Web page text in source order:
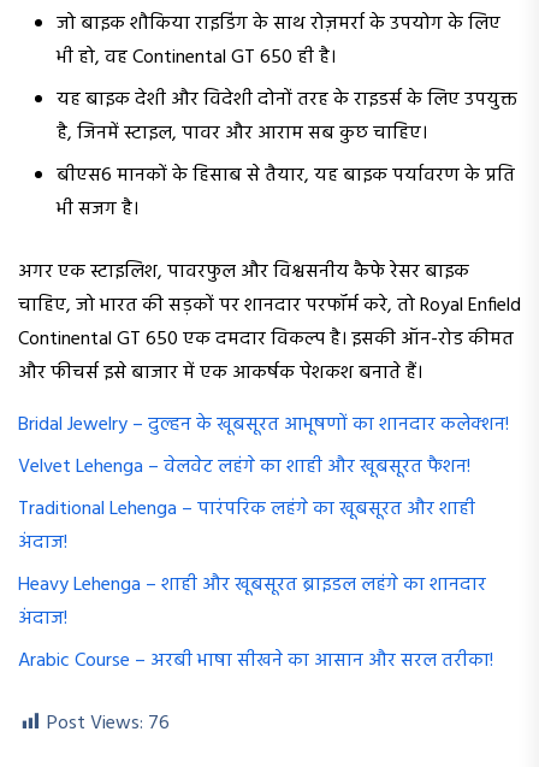
जो बाइक शौकिया राइडिंग के साथ रोज़मर्रा के उपयोग के लिए
भी हो, वह Continental GT 650 ही है।
यह बाइक देशी और विदेशी दोनों तरह के राइडर्स के लिए उपयुक्त
है, जिनमें स्टाइल, पावर और आराम सब कुछ चाहिए।
बीएस6 मानकों के हिसाब से तैयार, यह बाइक पर्यावरण के प्रति
भी सजग है।
अगर एक स्टाइलिश, पावरफुल और विश्वसनीय कैफे रेसर बाइक
चाहिए, जो भारत की सड़कों पर शानदार परफॉर्म करे, तो Royal Enfield
Continental GT 650 एक दमदार विकल्प है। इसकी ऑन-रोड कीमत
और फीचर्स इसे बाजार में एक आकर्षक पेशकश बनाते हैं।
Bridal Jewelry – दुल्हन के खूबसूरत आभूषणों का शानदार कलेक्शन!
Velvet Lehenga – वेलवेट लहंगे का शाही और खूबसूरत फैशन!
Traditional Lehenga – पारंपरिक लहंगे का खूबसूरत और शाही
अंदाज!
Heavy Lehenga – शाही और खूबसूरत ब्राइडल लहंगे का शानदार
अंदाज!
Arabic Course – अरबी भाषा सीखने का आसान और सरल तरीका!
Post Views: 76